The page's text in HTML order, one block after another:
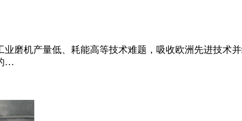
磨机产量低、耗能高等技术难题，吸收欧洲先进技术
…